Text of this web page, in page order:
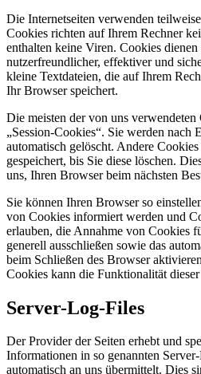
Die Internetseiten verwenden
Cookies richten auf Ihrem Rechner
enthalten keine Viren. Cookies
nutzerfreundlicher, effektiver und
kleine Textdateien, die auf Ihrem
Ihr Browser speichert.
Die meisten der von uns verwendeten
„Session-Cookies“. Sie werden nach
automatisch gelöscht. Andere
gespeichert, bis Sie diese löschen.
uns, Ihren Browser beim nächsten
Sie können Ihren Browser so
von Cookies informiert werden und
erlauben, die Annahme von Cookies
generell ausschließen sowie das
beim Schließen des Browser
Cookies kann die Funktionalität
Server-Log-Files
Der Provider der Seiten erhebt und
Informationen in so genannten
automatisch an uns übermittelt. Dies